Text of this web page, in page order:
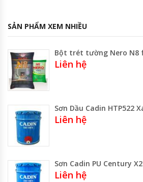
SẢN PHẨM XEM NHIỀU
Bột trét tường Nero N8
Liên hệ
Liên hệ
Sơn Cadin PU Century
Liên hệ